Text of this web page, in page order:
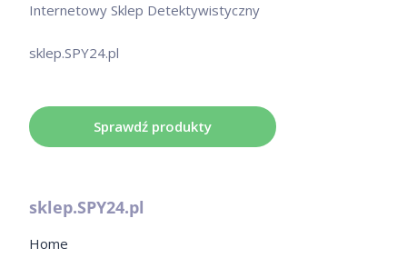
Internetowy Sklep Detektywistyczny
sklep.SPY24.pl
Sprawdź produkty
sklep.SPY24.pl
Home